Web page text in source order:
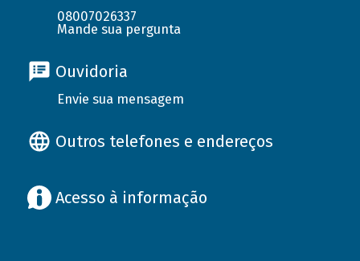
08007026337
Mande sua pergunta
Ouvidoria
Envie sua mensagem
Outros telefones e endereços
Acesso à informação